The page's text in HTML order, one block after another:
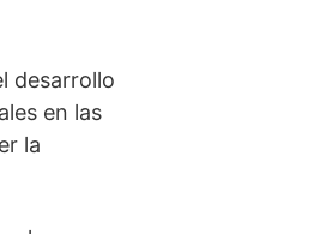
desarrollo
en las
la